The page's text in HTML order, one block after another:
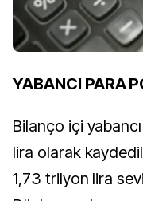
YABANCI PARA
Bilanço içi
lira olarak
1,73 trilyon lira